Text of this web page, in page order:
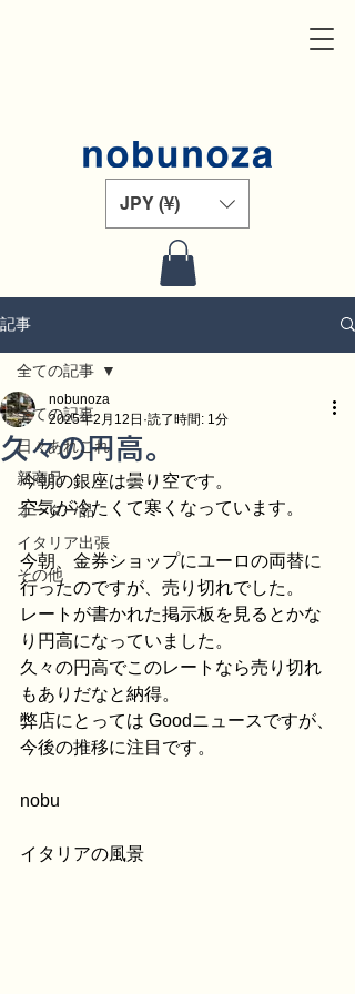
JPY (¥)
記事
全ての記事
日々あれこれ
新商品
オーダー品
イタリア出張
その他
全ての記事
久々の円高。
nobunoza
2025年2月12日 読了時間: 1分
今朝の銀座は曇り空です。
空気が冷たくて寒くなっています。
今朝、金券ショップにユーロの両替に
行ったのですが、売り切れでした。
レートが書かれた掲示板を見るとかな
り円高になっていました。
久々の円高でこのレートなら売り切れ
もありだなと納得。
弊店にとっては Goodニュースですが、
今後の推移に注目です。
nobu
イタリアの風景